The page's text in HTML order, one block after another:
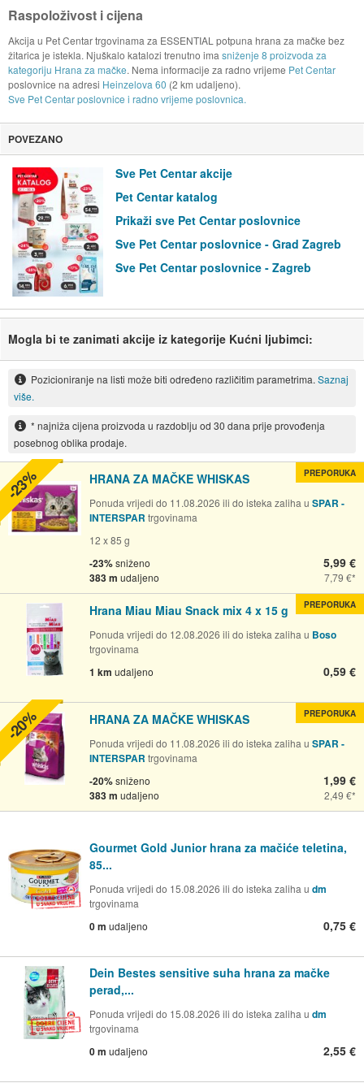
Raspoloživost i cijena
Akcija u Pet Centar trgovinama za ESSENTIAL potpuna hrana za mačke bez
žitarica je istekla. Njuškalo katalozi trenutno ima sniženje 8 proizvoda za
kategoriju Hrana za mačke. Nema informacije za radno vrijeme Pet Centar
poslovnice na adresi Heinzelova 60 (2 km udaljeno).
Sve Pet Centar poslovnice i radno vrijeme poslovnica.
POVEZANO
Sve Pet Centar akcije
Pet Centar katalog
Prikaži sve Pet Centar poslovnice
Sve Pet Centar poslovnice - Grad Zagreb
Sve Pet Centar poslovnice - Zagreb
Mogla bi te zanimati akcije iz kategorije Kućni ljubimci:
Pozicioniranje na listi može biti određeno različitim parametrima. Saznaj
više.
* najniža cijena proizvoda u razdoblju od 30 dana prije provođenja
posebnog oblika prodaje.
HRANA ZA MAČKE WHISKAS
Ponuda vrijedi do 11.08.2026 ili do isteka zaliha u SPAR -
INTERSPAR trgovinama
12 x 85 g
-23%sniženo
383 m udaljeno
5,99 €
7,79 €
PREPORUKA
-23%
Hrana Miau Miau Snack mix 4 x 15 g
Ponuda vrijedi do 12.08.2026 ili do isteka zaliha u Boso
trgovinama
1 km udaljeno 0,59 €
PREPORUKA
HRANA ZA MAČKE WHISKAS
Ponuda vrijedi do 11.08.2026 ili do isteka zaliha u SPAR -
INTERSPAR trgovinama
-20%sniženo
383 m udaljeno
1,99 €
2,49 €
PREPORUKA
-20%
Gourmet Gold Junior hrana za mačiće teletina,
85...
Ponuda vrijedi do 15.08.2026 ili do isteka zaliha u dm
trgovinama
0 m udaljeno 0,75 €
Dein Bestes sensitive suha hrana za mačke
perad,...
Ponuda vrijedi do 15.08.2026 ili do isteka zaliha u dm
trgovinama
0 m udaljeno 2,55 €